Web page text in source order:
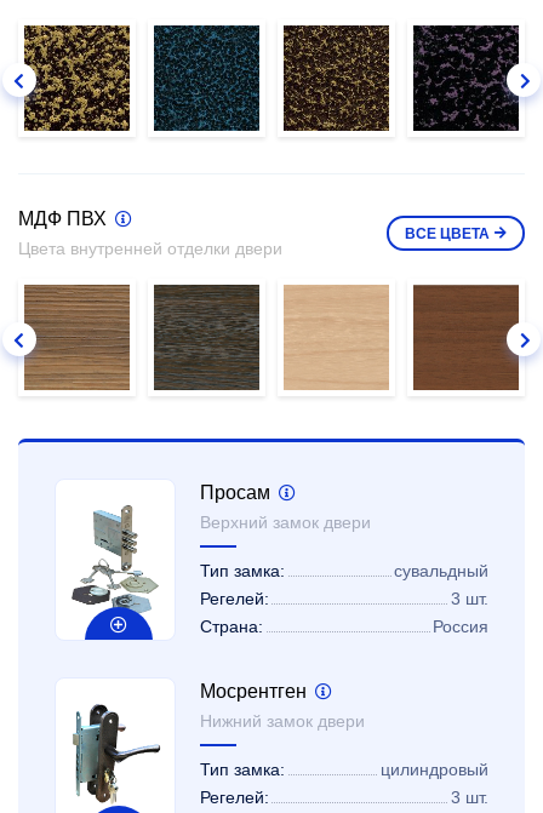
МДФ ПВХ
Цвета внутренней отделки двери
ВСЕ ЦВЕТА
Просам
Верхний замок двери
Тип замка:
сувальдный
Регелей:
3 шт.
Страна:
Россия
Мосрентген
Нижний замок двери
Тип замка:
цилиндровый
Регелей:
3 шт.